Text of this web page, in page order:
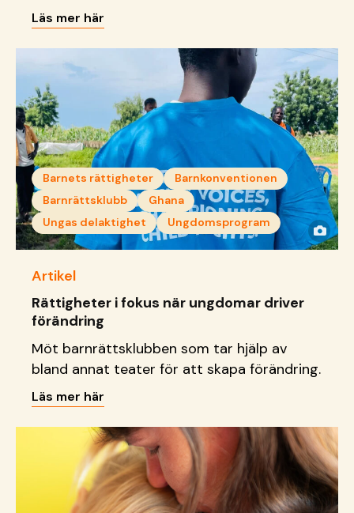
förebild för andra unga.
Läs mer här
Barnets rättigheter
Barnkonventionen
Barnrättsklubb
Ghana
Ungas delaktighet
Ungdomsprogram
Artikel
Rättigheter i fokus när ungdomar driver
förändring
Möt barnrättsklubben som tar hjälp av
bland annat teater för att skapa förändring.
Läs mer här